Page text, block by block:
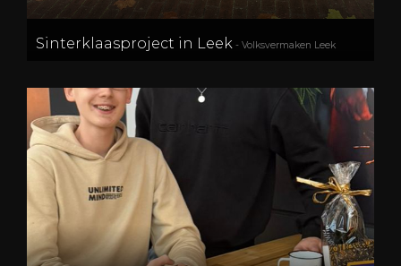
Sinterklaasproject in Leek - Volksvermaken Leek